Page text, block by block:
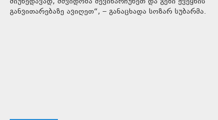
განვითარებაზე ავიღეთ“, – განაცხადა სოზარ სუბარმა.